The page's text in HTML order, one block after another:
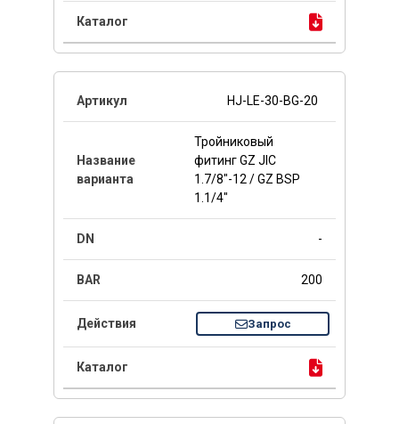
HJ-LE-30-BG-20
Тройниковый
фитинг GZ JIC
1.7/8"-12 / GZ BSP
1.1/4"
-
200
Запрос